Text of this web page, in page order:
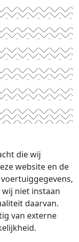
die wij
website en de
niet instaan
daarvan.
van externe